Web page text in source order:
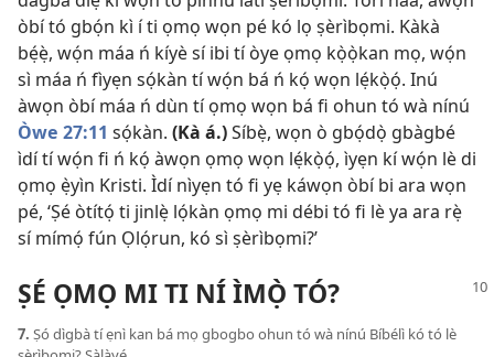
òbí tó gbọ́n kì í ti ọmọ wọn pé kó lọ ṣèrìbọmi. Kàkà
bẹ́ẹ̀, wọ́n máa ń kíyè sí ibi tí òye ọmọ kọ̀ọ̀kan mọ, wọ́n
sì máa ń fìyẹn sọ́kàn tí wọ́n bá ń kọ́ wọn lẹ́kọ̀ọ́. Inú
àwọn òbí máa ń dùn tí ọmọ wọn bá fi ohun tó wà nínú
Òwe 27:11 sọ́kàn. (Kà á.)Síbẹ̀, wọn ò gbọ́dọ̀ gbàgbé
ìdí tí wọ́n fi ń kọ́ àwọn ọmọ wọn lẹ́kọ̀ọ́, ìyẹn kí wọ́n lè di
ọmọ ẹ̀yìn Kristi. Ìdí nìyẹn tó fi yẹ káwọn òbí bi ara wọn
pé, ‘Ṣé òtítọ́ ti jinlẹ̀ lọ́kàn ọmọ mi débi tó fi lè ya ara rẹ̀
sí mímọ́ fún Ọlọ́run, kó sì ṣèrìbọmi?’
ṢÉ ỌMỌ MI TI NÍ ÌMỌ̀ TÓ?
7. Ṣó dìgbà tí ẹnì kan bá mọ gbogbo ohun tó wà nínú Bíbélì kó tó lè